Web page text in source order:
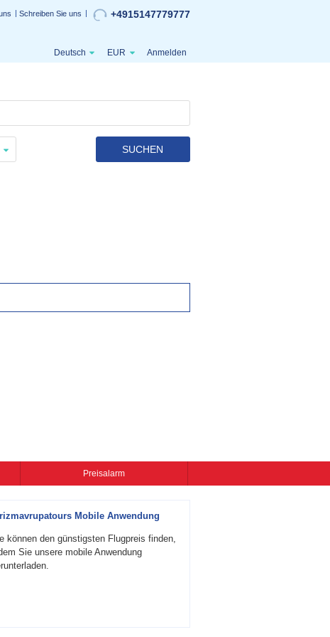
Schreiben Sie uns +4915147779777
Deutsch EUR Anmelden
SUCHEN
Preisalarm
Mobile Anwendung
können den günstigsten Flugpreis finden,
Sie unsere mobile Anwendung